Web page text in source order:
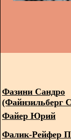
Фазини Сандро
(Файнзильберг
Файер Юрий
Фалик-Рейфер